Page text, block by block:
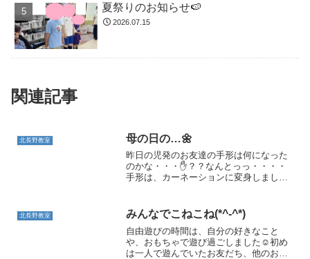
夏祭りのお知らせ🍉
2026.07.15
関連記事
北長野教室 母の日の…🌼
昨日の児発のお友達の手形は何になった
のかな・・・✋？？なんとっっ・・・・
手形は、カーネーションに変身しまし
たお母さんに「はい！どうぞ✨」
と・・・💗💗喜んでくれたかな・・...
北長野教室 みんなでこねこね(*^-^*)
自由遊びの時間は、自分の好きなこと
や、おもちゃで遊び過ごしました☺初め
は一人で遊んでいたお友だち、他のお友